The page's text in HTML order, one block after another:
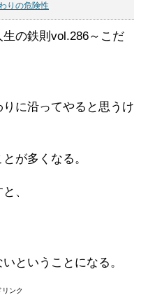
りの危険性
の鉄則vol.286～こだ
に沿ってやると思うけ
が多くなる。
、
ということになる。
リンク